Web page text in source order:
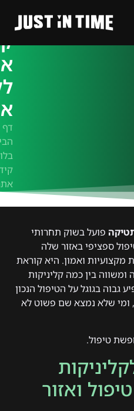
דף
פועל בשוק תחרותי
ספציפי באזור שלה
ואמון. היא קוראת
בין כמה קליניקות
בגוגל על הטיפול הנכון
ומי שלא נמצא שם פשוט לא
טיפול.
ואזור